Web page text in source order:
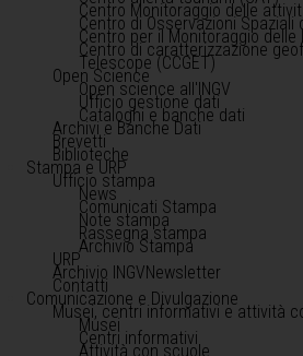
Centro Monitoraggio delle
Centro di Osservazioni Spaziali
Centro per il Monitoraggio delle
Centro di caratterizzazione
Telescope (CCGET)
Open Science
Open science all'INGV
Ufficio gestione dati
Cataloghi e banche dati
Archivi e Banche Dati
Brevetti
Biblioteche
Stampa e URP
Ufficio stampa
News
Comunicati Stampa
Note stampa
Rassegna stampa
Archivio Stampa
URP
Archivio INGVNewsletter
Contatti
Comunicazione e Divulgazione
Musei, centri informativi e attività
Musei
Centri informativi
Attività con scuole